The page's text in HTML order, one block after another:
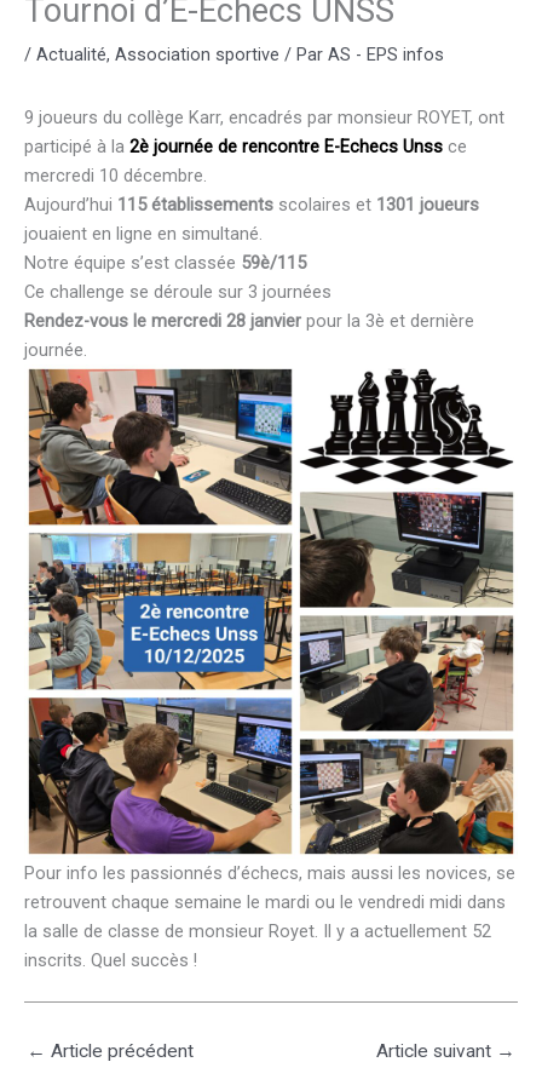
Tournoi d’E-Echecs UNSS
/ Actualité, Association sportive / Par AS - EPS infos
9 joueurs du collège Karr, encadrés par monsieur ROYET, ont
participé à la 2è journée de rencontre E-Echecs Unss ce
mercredi 10 décembre.
Aujourd’hui 115 établissements scolaires et 1301 joueurs
jouaient en ligne en simultané.
Notre équipe s’est classée 59è/115
Ce challenge se déroule sur 3 journées
Rendez-vous le mercredi 28 janvier pour la 3è et dernière
journée.
Pour info les passionnés d’échecs, mais aussi les novices, se
retrouvent chaque semaine le mardi ou le vendredi midi dans
la salle de classe de monsieur Royet. Il y a actuellement 52
inscrits. Quel succès !
← Article précédent Article suivant →